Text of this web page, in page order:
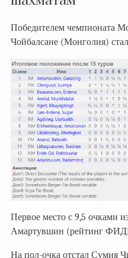
Победителем чемпионата
Чойбалсане (Монголия)
Первое место с 9,5 очками
Амартувшин (рейтинг
На пол-очка отстал Сумия